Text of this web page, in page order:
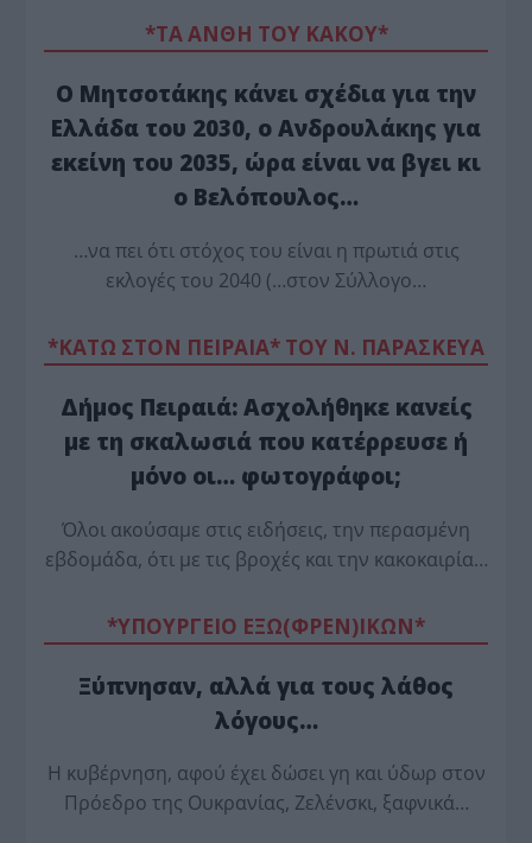
*ΤΑ ΆΝΘΗ ΤΟΥ ΚΑΚΟΎ*
Ο Μητσοτάκης κάνει σχέδια για την
Ελλάδα του 2030, ο Ανδρουλάκης για
εκείνη του 2035, ώρα είναι να βγει κι
ο Βελόπουλος…
…να πει ότι στόχος του είναι η πρωτιά στις
εκλογές του 2040 (…στον Σύλλογο…
*ΚΑΤΩ ΣΤΟΝ ΠΕΙΡΑΙΑ* ΤΟΥ Ν. ΠΑΡΑΣΚΕΥΑ
Δήμος Πειραιά: Ασχολήθηκε κανείς
με τη σκαλωσιά που κατέρρευσε ή
μόνο οι… φωτογράφοι;
Όλοι ακούσαμε στις ειδήσεις, την περασμένη
εβδομάδα, ότι με τις βροχές και την κακοκαιρία…
*ΥΠΟΥΡΓΕΙΟ ΕΞΩ(ΦΡΕΝ)ΙΚΩΝ*
Ξύπνησαν, αλλά για τους λάθος
λόγους…
Η κυβέρνηση, αφού έχει δώσει γη και ύδωρ στον
Πρόεδρο της Ουκρανίας, Ζελένσκι, ξαφνικά…